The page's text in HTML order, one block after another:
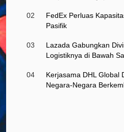
02
FedEx Perluas
Pasifik
03
Lazada Gabungkan
Logistiknya di Bawah
04
Kerjasama DHL Global
Negara-Negara